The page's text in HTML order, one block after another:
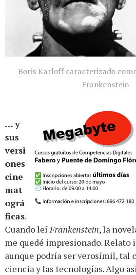
Boris Karloff caracterizado
Frankenstein
… y
sus
versi
ones
cine
mat
ográ
ficas.
Cuando leí Frankenstein, la
me quedé impresionado. Relato
aunque podría ser verosímil, tal
ciencia y las tecnologías. Algo